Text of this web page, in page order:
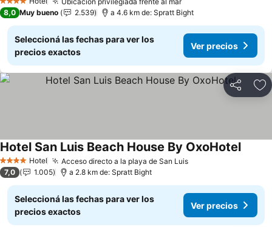
4 Estrellas Ver precios
8,0 Muy bueno 2.539 a 4.6 km de: Spratt Bight
Seleccioná las fechas para ver los
precios exactos
Ver precios
Compartir
4 EstrellasHotel Acceso directo a la playa de San LuisVer precios
Hotel San Luis Beach House By OxoHotelVer
7,0 1.005 a 2.8 km de: Spratt Bight
Seleccioná las fechas para ver los
precios exactos
Ver precios